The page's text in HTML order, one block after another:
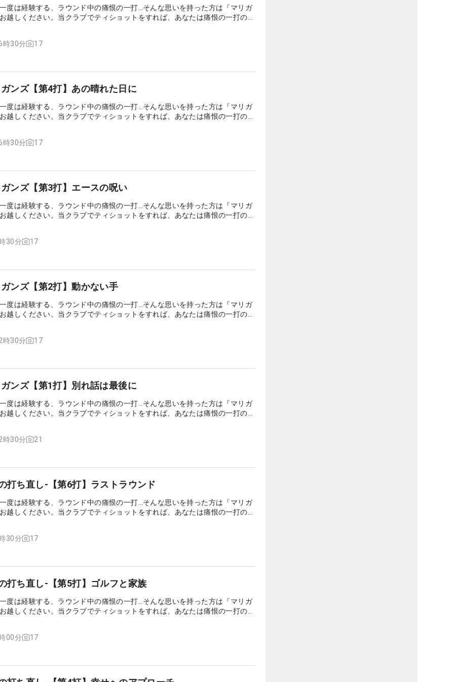
度は経験する、ラウンド中の痛恨の一打…そんな思いを持った方は『マリガ
越しください。当クラブでティショットをすれば、あなたは痛恨の一打の地
時30分 17
ンズ【第4打】あの晴れた日に
度は経験する、ラウンド中の痛恨の一打…そんな思いを持った方は『マリガ
越しください。当クラブでティショットをすれば、あなたは痛恨の一打の地
時30分 17
ンズ【第3打】エースの呪い
度は経験する、ラウンド中の痛恨の一打…そんな思いを持った方は『マリガ
越しください。当クラブでティショットをすれば、あなたは痛恨の一打の地
30分 17
ンズ【第2打】動かない手
度は経験する、ラウンド中の痛恨の一打…そんな思いを持った方は『マリガ
越しください。当クラブでティショットをすれば、あなたは痛恨の一打の地
時30分 17
ンズ【第1打】別れ話は最後に
度は経験する、ラウンド中の痛恨の一打…そんな思いを持った方は『マリガ
越しください。当クラブでティショットをすれば、あなたは痛恨の一打の地
時30分 21
打ち直し-【第6打】ラストラウンド
度は経験する、ラウンド中の痛恨の一打…そんな思いを持った方は『マリガ
越しください。当クラブでティショットをすれば、あなたは痛恨の一打の地
30分 17
打ち直し-【第5打】ゴルフと家族
度は経験する、ラウンド中の痛恨の一打…そんな思いを持った方は『マリガ
越しください。当クラブでティショットをすれば、あなたは痛恨の一打の地
00分 17